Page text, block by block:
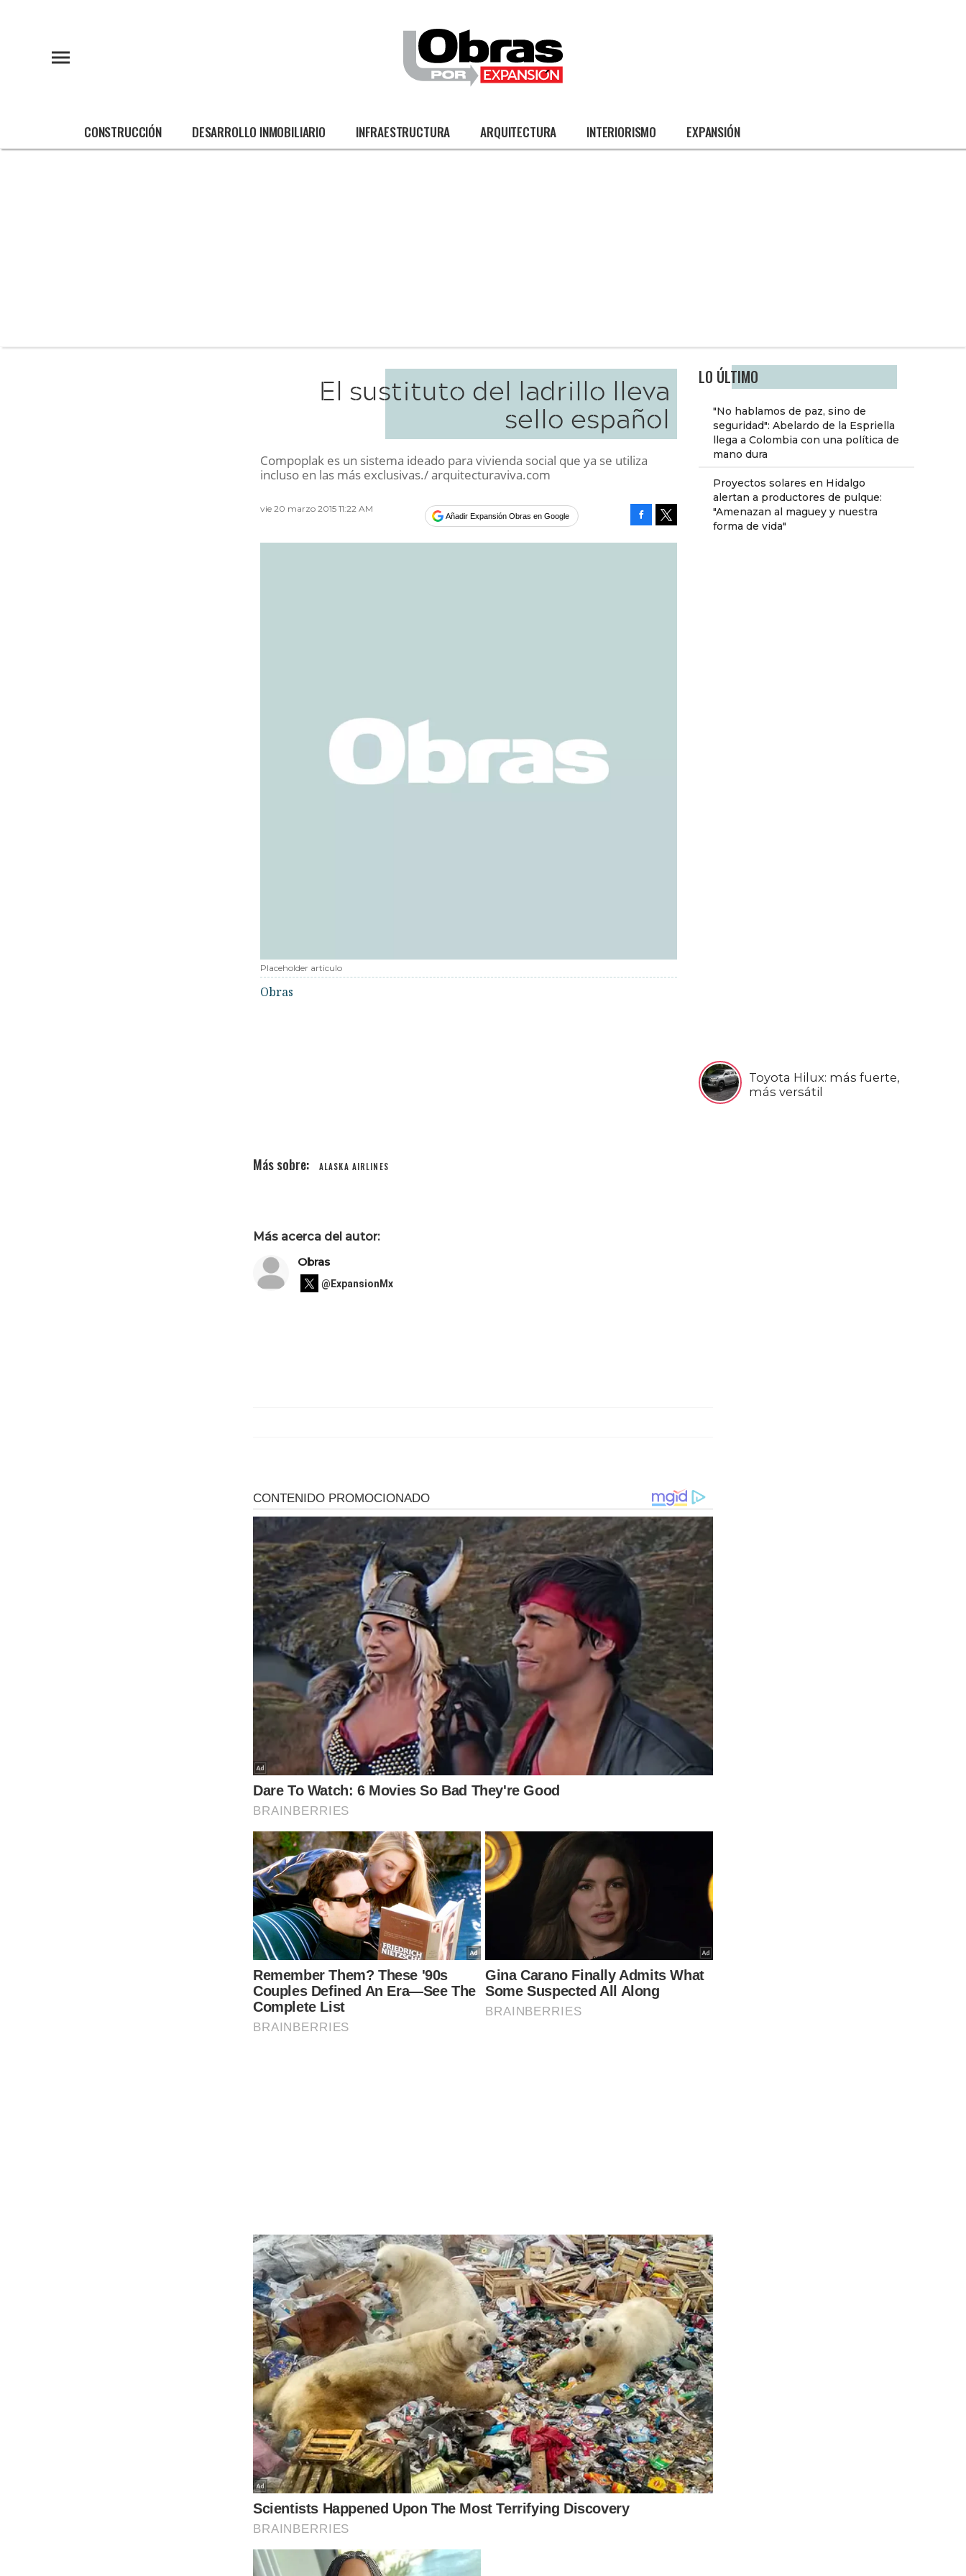
CONSTRUCCIÓN DESARROLLO INMOBILIARIO INFRAESTRUCTURA ARQUITECTURA INTERIORISMO EXPANSIÓN
LO ÚLTIMO
"No hablamos de paz, sino de
seguridad": Abelardo de la Espriella
llega a Colombia con una política de
mano dura
Proyectos solares en Hidalgo
alertan a productores de pulque:
"Amenazan al maguey y nuestra
forma de vida"
Toyota Hilux: más fuerte,
más versátil
El sustituto del ladrillo lleva
sello español
Compoplak es un sistema ideado para vivienda social que ya se utiliza
incluso en las más exclusivas./ arquitecturaviva.com
vie 20 marzo 2015 11:22 AM
Añadir Expansión Obras en Google
Placeholder articulo
Obras
ALASKA AIRLINES
Más acerca del autor:
Obras
@ExpansionMx